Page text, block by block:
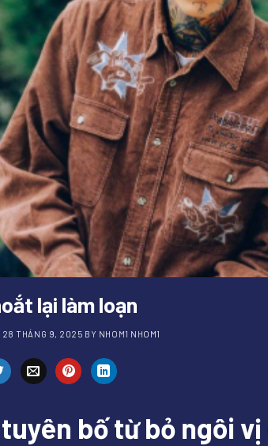
lại làm loạn
28 THÁNG 9, 2025 BY NHOM1 NHOM1
bố từ bỏ ngôi